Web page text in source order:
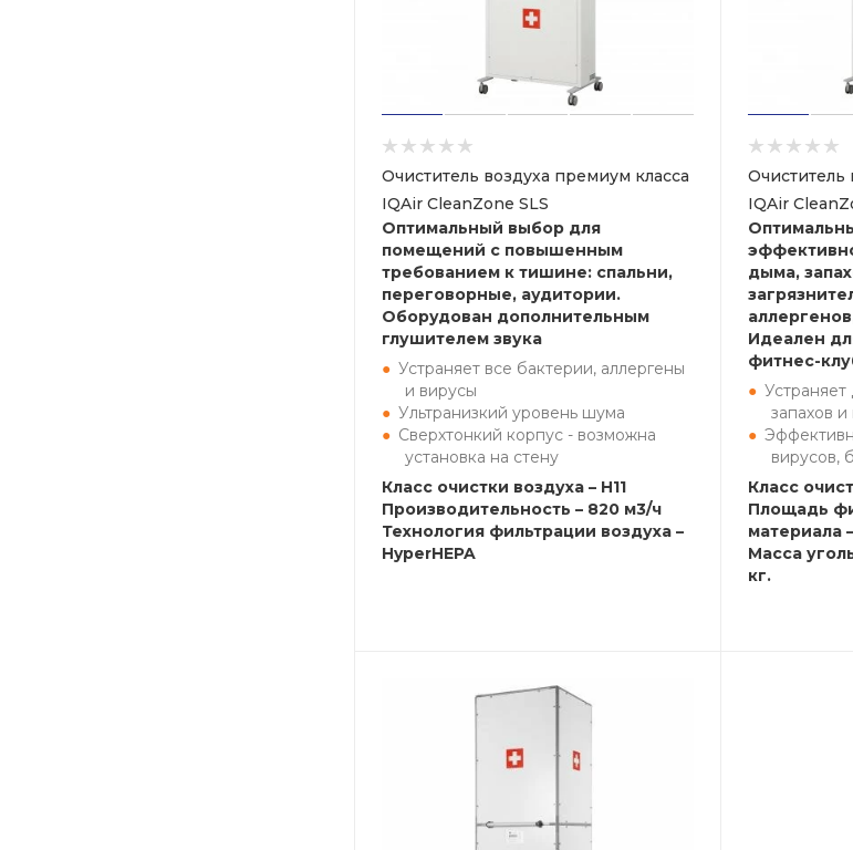
Очиститель воздуха премиум класса
IQAir CleanZone SLS
Оптимальный выбор для
помещений с повышенным
требованием к тишине: спальни,
переговорные, аудитории.
Оборудован дополнительным
глушителем звука
Устраняет все бактерии, аллергены
и вирусы
Ультранизкий уровень шума
Сверхтонкий корпус - возможна
установка на стену
Класс очистки воздуха – H11
Производительность – 820 м3/ч
Технология фильтрации воздуха –
HyperHEPA
Очиститель
IQAir
дыма,
Идеален
фитнес-
запахов и
вирусов,
Класс
Площадь
материала
Масса
кг.